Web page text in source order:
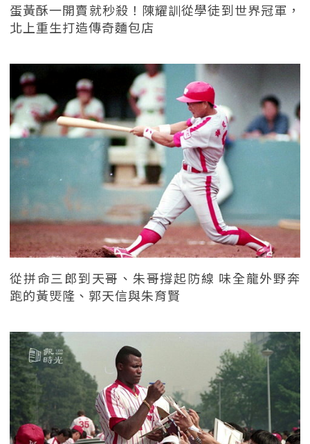
蛋黃酥一開賣就秒殺！陳耀訓從學徒到世界冠軍，
北上重生打造傳奇麵包店
從拼命三郎到天哥、朱哥撐起防線 味全龍外野奔
跑的黃煚隆、郭天信與朱育賢